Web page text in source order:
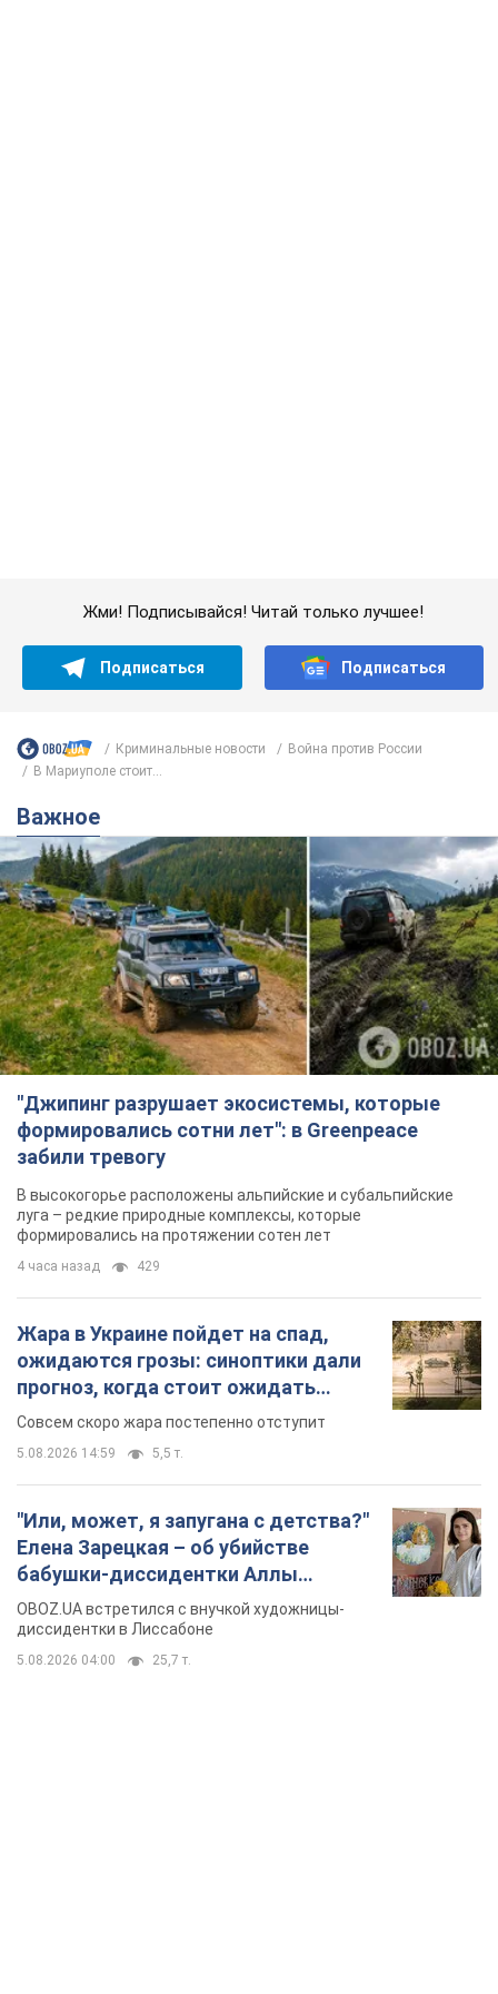
Жми! Подписывайся! Читай только лучшее!
Подписаться Подписаться
Криминальные новости
Война против России
В Мариуполе стоит...
Важное
"Джипинг разрушает экосистемы, которые
формировались сотни лет": в Greenpeace
забили тревогу
В высокогорье расположены альпийские и субальпийские
луга – редкие природные комплексы, которые
формировались на протяжении сотен лет
4 часа назад 429
Жара в Украине пойдет на спад,
ожидаются грозы: синоптики дали
прогноз, когда стоит ожидать
изменения погоды
Совсем скоро жара постепенно отступит
5.08.2026 14:59 5,5 т.
"Или, может, я запугана с детства?"
Елена Зарецкая – об убийстве
бабушки-диссидентки Аллы
Горской, критике сына Стуса и
бегстве в Португалию с пятью
детьми
OBOZ.UA встретился с внучкой художницы-
диссидентки в Лиссабоне
5.08.2026 04:00 25,7 т.